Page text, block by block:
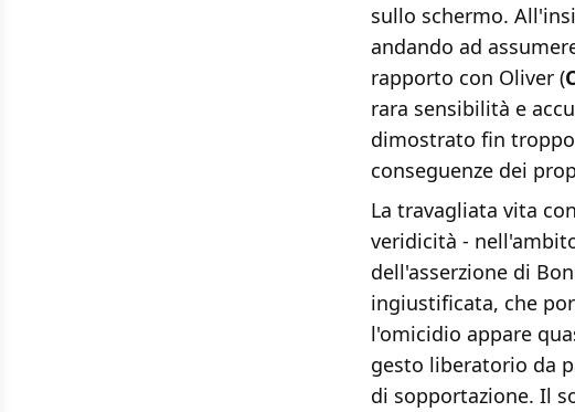
sullo schermo.
andando ad
rapporto con Oliver (
rara sensibilità e
dimostrato fin
conseguenze dei
La travagliata vita
veridicità -
dell'asserzione di
ingiustificata, che
l'omicidio appare
gesto liberatorio da
di sopportazione. Il